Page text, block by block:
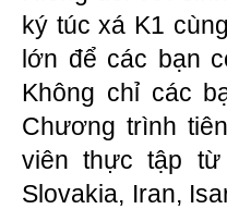
ký túc xá K1
lớn để các bạn
Không chỉ các
Chương trình
viên thực tập
Slovakia, Iran,